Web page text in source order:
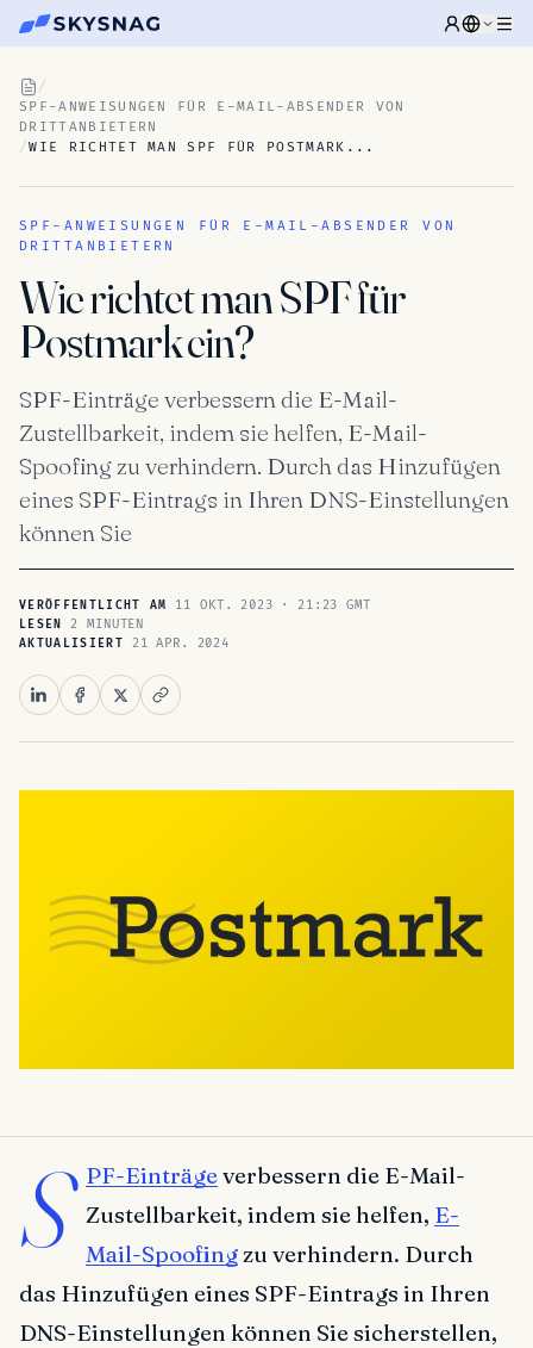
/
SPF-ANWEISUNGEN FÜR E-MAIL-ABSENDER VON
DRITTANBIETERN
/WIE RICHTET MAN SPF FÜR POSTMARK...
SPF-ANWEISUNGEN FÜR E-MAIL-ABSENDER VON
DRITTANBIETERN
Wie richtet man SPF für
Postmark ein?
SPF-Einträge verbessern die E-Mail-
Zustellbarkeit, indem sie helfen, E-Mail-
Spoofing zu verhindern. Durch das Hinzufügen
eines SPF-Eintrags in Ihren DNS-Einstellungen
können Sie
VERÖFFENTLICHT AM 11 OKT. 2023 · 21:23 GMT
LESEN 2 MINUTEN
AKTUALISIERT 21 APR. 2024
S PF-Einträgeverbessern die E-Mail-
Zustellbarkeit, indem sie helfen, E-
Mail-Spoofingzu verhindern. Durch
das Hinzufügen eines SPF-Eintrags in Ihren
DNS-Einstellungen können Sie sicherstellen,